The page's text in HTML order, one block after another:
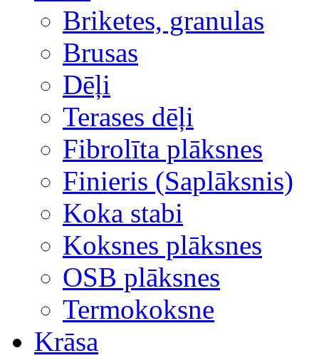
Briketes, granulas
Brusas
Dēļi
Terases dēļi
Fibrolīta plāksnes
Finieris (Saplāksnis)
Koka stabi
Koksnes plāksnes
OSB plāksnes
Termokoksne
Krāsa